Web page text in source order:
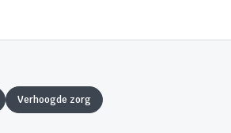
Verhoogde zorg